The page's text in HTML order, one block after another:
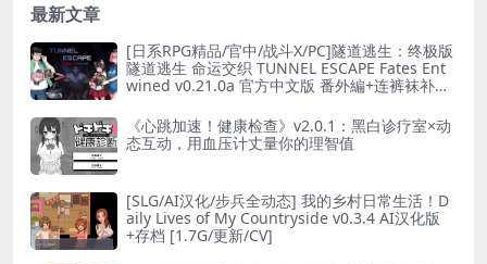
最新文章
[日系RPG精品/官中/战斗X/PC]隧道逃生：终极版
隧道逃生 命运交织 TUNNEL ESCAPE Fates Ent
wined v0.21.0a 官方中文版 番外編+连裤袜补丁
《心跳加速！健康检查》v2.0.1：黑白诊疗室×动
态互动，用血压计丈量你的理智值
[SLG/AI汉化/步兵全动态] 我的乡村日常生活！D
aily Lives of My Countryside v0.3.4 AI汉化版
+存档 [1.7G/更新/CV]